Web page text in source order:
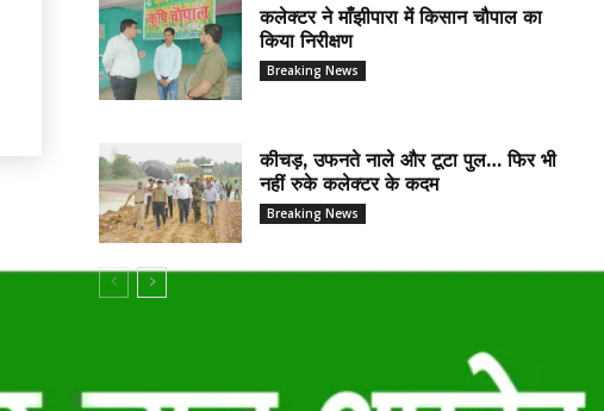
कलेक्टर ने माँझीपारा में किसान चौपाल का
किया निरीक्षण
Breaking News
कीचड़, उफनते नाले और टूटा पुल… फिर भी
नहीं रुके कलेक्टर के कदम
Breaking News